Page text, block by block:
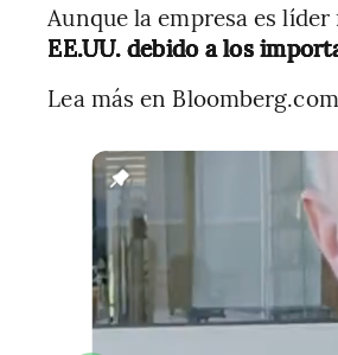
Aunque la empresa es
EE.UU. debido a los
Lea más en Bloomberg.com